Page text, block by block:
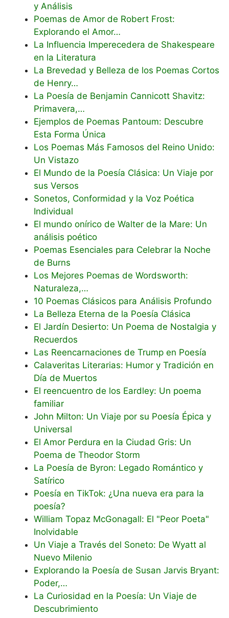
y Análisis
Poemas de Amor de Robert Frost:
Explorando el Amor…
La Influencia Imperecedera de Shakespeare
en la Literatura
La Brevedad y Belleza de los Poemas Cortos
de Henry…
La Poesía de Benjamin Cannicott Shavitz:
Primavera,…
Ejemplos de Poemas Pantoum: Descubre
Esta Forma Única
Los Poemas Más Famosos del Reino Unido:
Un Vistazo
El Mundo de la Poesía Clásica: Un Viaje por
sus Versos
Sonetos, Conformidad y la Voz Poética
Individual
El mundo onírico de Walter de la Mare: Un
análisis poético
Poemas Esenciales para Celebrar la Noche
de Burns
Los Mejores Poemas de Wordsworth:
Naturaleza,…
10 Poemas Clásicos para Análisis Profundo
La Belleza Eterna de la Poesía Clásica
El Jardín Desierto: Un Poema de Nostalgia y
Recuerdos
Las Reencarnaciones de Trump en Poesía
Calaveritas Literarias: Humor y Tradición en
Día de Muertos
El reencuentro de los Eardley: Un poema
familiar
John Milton: Un Viaje por su Poesía Épica y
Universal
El Amor Perdura en la Ciudad Gris: Un
Poema de Theodor Storm
La Poesía de Byron: Legado Romántico y
Satírico
Poesía en TikTok: ¿Una nueva era para la
poesía?
William Topaz McGonagall: El "Peor Poeta"
Inolvidable
Un Viaje a Través del Soneto: De Wyatt al
Nuevo Milenio
Explorando la Poesía de Susan Jarvis Bryant:
Poder,…
La Curiosidad en la Poesía: Un Viaje de
Descubrimiento